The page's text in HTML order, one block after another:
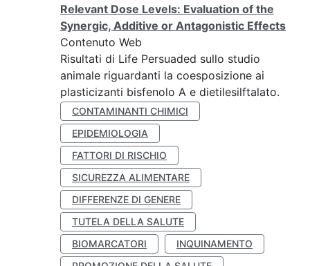
Relevant Dose Levels: Evaluation of the
Synergic, Additive or Antagonistic Effects
Contenuto Web
Risultati di Life Persuaded sullo studio
animale riguardanti la coesposizione ai
plasticizanti bisfenolo A e dietilesilftalato.
CONTAMINANTI CHIMICI
EPIDEMIOLOGIA
FATTORI DI RISCHIO
SICUREZZA ALIMENTARE
DIFFERENZE DI GENERE
TUTELA DELLA SALUTE
BIOMARCATORI
INQUINAMENTO